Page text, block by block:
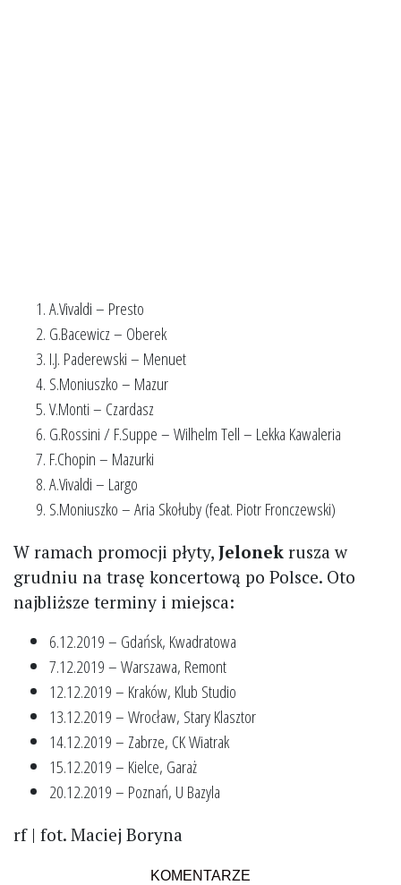
A.Vivaldi – Presto
G.Bacewicz – Oberek
I.J. Paderewski – Menuet
S.Moniuszko – Mazur
V.Monti – Czardasz
G.Rossini / F.Suppe – Wilhelm Tell – Lekka Kawaleria
F.Chopin – Mazurki
A.Vivaldi – Largo
S.Moniuszko – Aria Skołuby (feat. Piotr Fronczewski)
W ramach promocji płyty, Jelonek rusza w
grudniu na trasę koncertową po Polsce. Oto
najbliższe terminy i miejsca:
6.12.2019 – Gdańsk, Kwadratowa
7.12.2019 – Warszawa, Remont
12.12.2019 – Kraków, Klub Studio
13.12.2019 – Wrocław, Stary Klasztor
14.12.2019 – Zabrze, CK Wiatrak
15.12.2019 – Kielce, Garaż
20.12.2019 – Poznań, U Bazyla
rf | fot. Maciej Boryna
KOMENTARZE